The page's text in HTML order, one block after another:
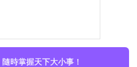
時掌握天下大小事！